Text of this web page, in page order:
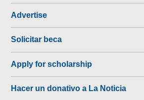
Advertise
Solicitar beca
Apply for scholarship
Hacer un donativo a La Noticia